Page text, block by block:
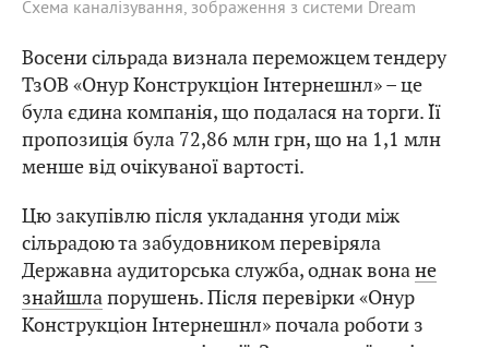
Схема каналізування, зображення з системи Dream
Восени сільрада визнала переможцем тендеру
ТзОВ «Онур Конструкціон Інтернешнл» – це
була єдина компанія, що подалася на торги. Її
пропозиція була 72,86 млн грн, що на 1,1 млн
менше від очікуваної вартості.
Цю закупівлю після укладання угоди між
сільрадою та забудовником перевіряла
Державна аудиторська служба, однак вона не
знайшла порушень. Після перевірки «Онур
Конструкціон Інтернешнл» почала роботи з